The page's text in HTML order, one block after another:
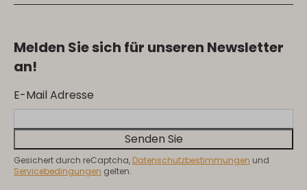
Melden Sie sich für unseren Newsletter
an!
E-Mail Adresse
Senden Sie
Gesichert durch reCaptcha, Datenschutzbestimmungen und
Servicebedingungen gelten.